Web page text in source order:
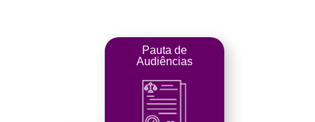
Pauta de
Audiências